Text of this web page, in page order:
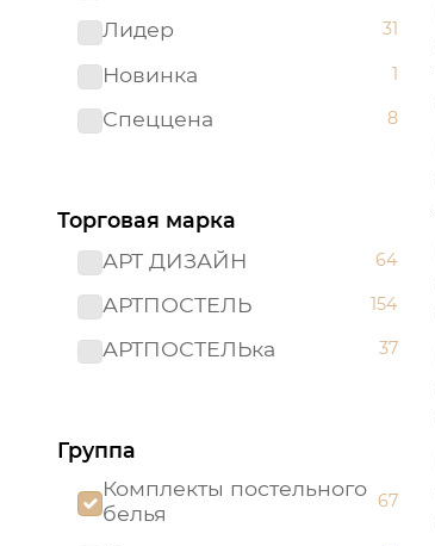
Лидер 31
Новинка 1
Спеццена 8
Торговая марка
АРТ ДИЗАЙН
64
АРТПОСТЕЛЬ 154
АРТПОСТЕЛЬка 37
Группа
Комплекты постельного
белья
67